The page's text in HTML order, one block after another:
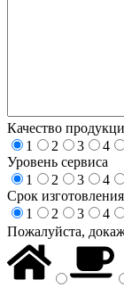
Качество
1
2 3 4
Уровень сервиса
1
2 3 4
Срок изготовления
1
2 3 4
Пожалуйста,